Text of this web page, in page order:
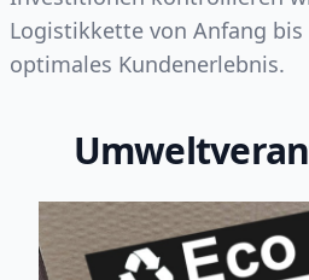
Logistikkette von Anfang bis
optimales Kundenerlebnis.